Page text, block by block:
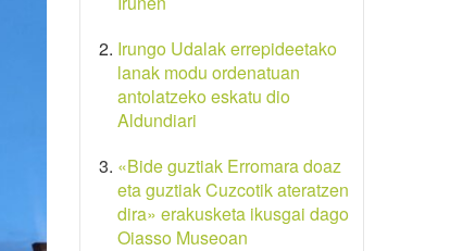
Irungo Udalak errepideetako
lanak modu ordenatuan
antolatzeko eskatu dio
Aldundiari
«Bide guztiak Erromara doaz
eta guztiak Cuzcotik ateratzen
dira» erakusketa ikusgai dago
Oiasso Museoan